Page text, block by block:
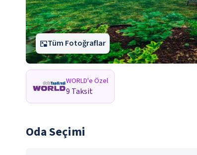
Tüm Fotoğraflar
WORLD'e Özel
9 Taksit
Oda Seçimi